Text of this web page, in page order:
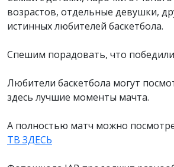
возрастов, отдельные девушки,
истинных любителей баскетбола.
Спешим порадовать, что
Любители баскетбола могут
здесь лучшие моменты мачта.
А полностью матч можно
ТВ ЗДЕСЬ